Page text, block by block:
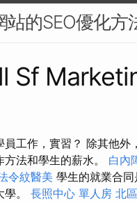
站的SEO優化方
Sf
員工作，實習？ 除其他外
法和學生的薪水。 白內
令紋醫美 學生的就業合
。 長照中心 單人房 北